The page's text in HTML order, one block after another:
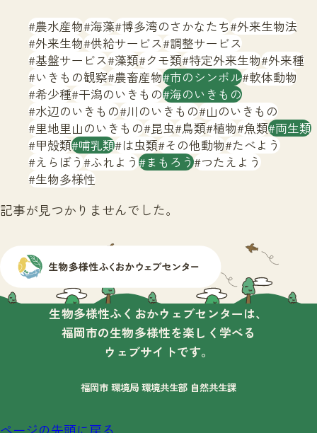
文字サイズ 小 中 大
生物多様性ふくおかウェブセンターとは
サイトマップ
農水産物 海藻 博多湾のさかなたち 外来生物法
外来生物 供給サービス 調整サービス
基盤サービス 藻類 クモ類 特定外来生物 外来種
いきもの観察 農畜産物 市のシンボル 軟体動物
希少種 干潟のいきもの 海のいきもの
水辺のいきもの 川のいきもの 山のいきもの
里地里山のいきもの 昆虫 鳥類 植物 魚類 両生類
甲殻類 哺乳類 は虫類 その他動物 たべよう
えらぼう ふれよう まもろう つたえよう
生物多様性
記事が見つかりませんでした。
生物多様性ふくおかウェブセンターは、
福岡市の生物多様性を楽しく学べる
ウェブサイトです。
福岡市 環境局 環境共生部 自然共生課